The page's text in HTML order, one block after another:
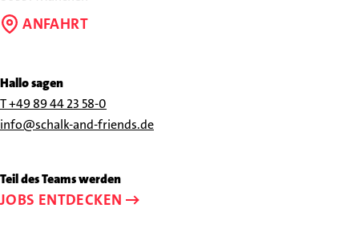
ANFAHRT
Hallo sagen
Rufen
Sie
unter
+49
T +49 89 44 23 58-0
Schreiben
eine
E-
info@schalk-and-friends.de
Teil des Teams werden
JOBS ENTDECKEN